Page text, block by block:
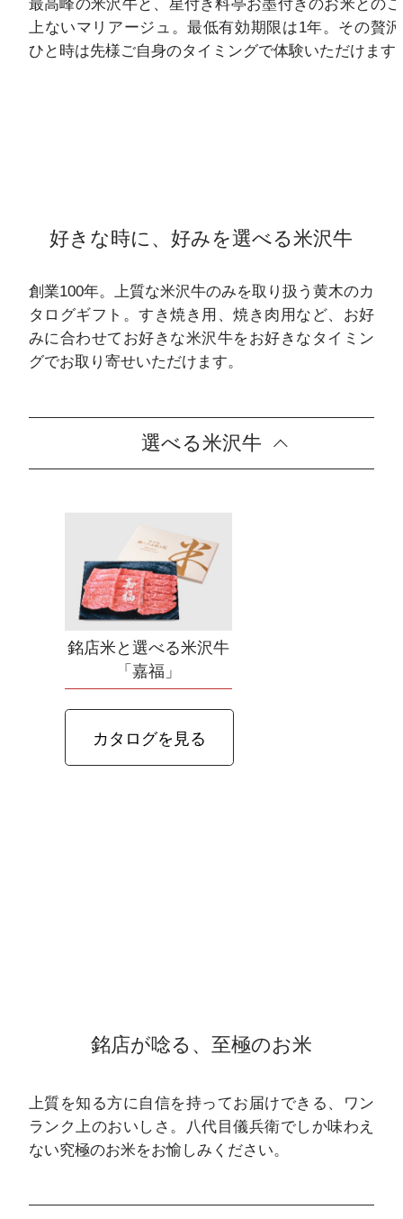
最高峰の米沢牛と、星付き料亭お墨付きのお米との
上ないマリアージュ。最低有効期限は1年。その贅
ひと時は先様ご自身のタイミングで体験いただけます
好きな時に、好みを選べる米沢牛
創業100年。上質な米沢牛のみを取り扱う黄木のカ
タログギフト。すき焼き用、焼き肉用など、お好
みに合わせてお好きな米沢牛をお好きなタイミン
グでお取り寄せいただけます。
選べる米沢牛
銘店米と選べる米沢牛
「嘉福」
カタログを見る
銘店が唸る、至極のお米
上質を知る方に自信を持ってお届けできる、ワン
ランク上のおいしさ。八代目儀兵衛でしか味わえ
ない究極のお米をお愉しみください。